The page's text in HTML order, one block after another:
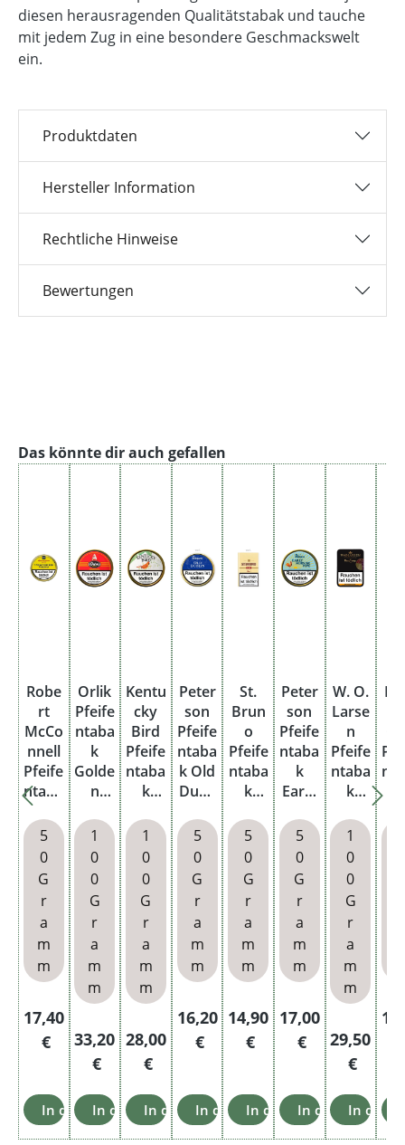
diesen herausragenden Qualitätstabak und tauche
mit jedem Zug in eine besondere Geschmackswelt
ein.
Produktdaten
Hersteller Information
Rechtliche Hinweise
Bewertungen
Produktgalerie überspringen
Das könnte dir auch gefallen
Robe
rt
McCo
nnell
Pfeife
ntaba
Herit
age
Dose
5
Year
Matu
red
Virgin
5
0
G
r
a
m
m
Regulärer Preis:
17,40
€
In den Warenkorb
Orlik
Pfeife
ntaba
k
Golde
n
Dose
1
0
0
G
r
a
m
m
Regulärer Preis:
33,20
€
In den Warenkorb
Kentu
cky
Bird
Pfeife
ntaba
k
1
0
0
G
r
a
m
m
Regulärer Preis:
28,00
€
In den Warenkorb
Peter
son
Pfeife
ntaba
k Old
Dubli
Dose
S
5
0
G
r
a
m
m
Regulärer Preis:
16,20
€
In den Warenkorb
St.
Brun
o
Pfeife
ntaba
k
Pouc
h
5
0
G
r
a
m
m
Regulärer Preis:
14,90
€
In den Warenkorb
Peter
son
Pfeife
ntaba
k
Early
ing
Pipe
5
0
G
r
a
m
m
Regulärer Preis:
17,00
€
In den
W. O.
Larse
n
Pfeife
ntaba
k
Epoq
ue
Dose
1
0
0
G
r
a
m
m
29,50
€
In den